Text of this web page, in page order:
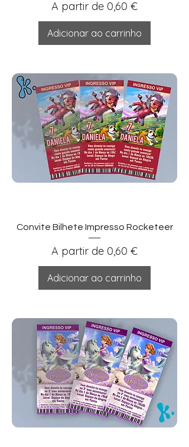
A partir de 0,60 €
Preço promocional
Adicionar ao carrinho
Convite Bilhete Impresso Rocketeer
A partir de 0,60 €
Preço promocional
Adicionar ao carrinho